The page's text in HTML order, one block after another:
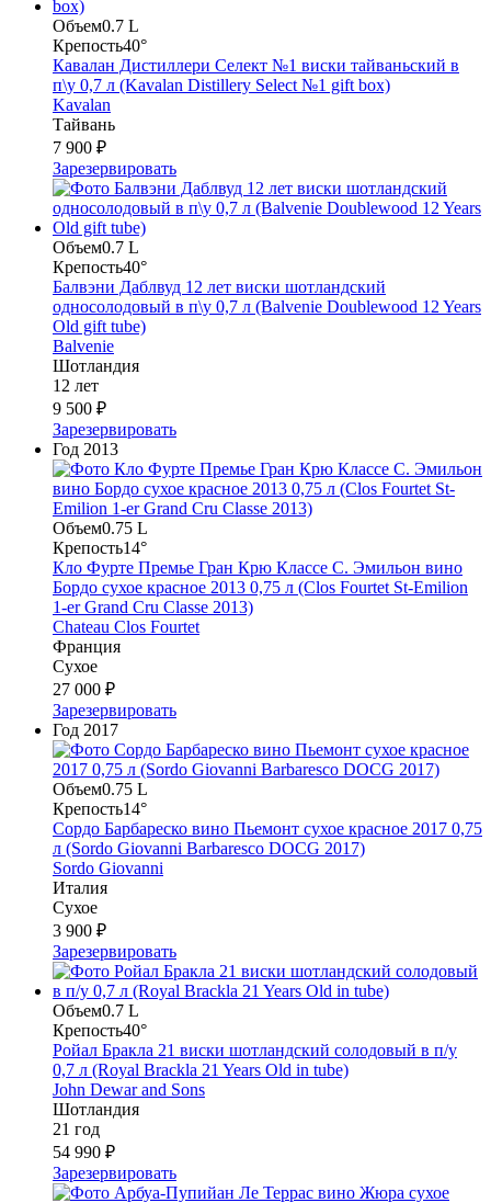
Объем0.7 L
Крепость40°
Кавалан Дистиллери Селект №1 виски тайваньский в
п\у 0,7 л (Kavalan Distillery Select №1 gift box)
Kavalan
Тайвань
7 900 ₽
Зарезервировать
Объем0.7 L
Крепость40°
Балвэни Даблвуд 12 лет виски шотландский
односолодовый в п\у 0,7 л (Balvenie Doublewood 12 Years
Old gift tube)
Balvenie
Шотландия
12 лет
9 500 ₽
Зарезервировать
Год 2013
Объем0.75 L
Крепость14°
Кло Фурте Премье Гран Крю Классе С. Эмильон вино
Бордо сухое красное 2013 0,75 л (Clos Fourtet St-Emilion
1-er Grand Cru Classe 2013)
Chateau Clos Fourtet
Франция
Сухое
27 000 ₽
Зарезервировать
Год 2017
Объем0.75 L
Крепость14°
Сордо Барбареско вино Пьемонт сухое красное 2017 0,75
л (Sordo Giovanni Barbaresco DOCG 2017)
Sordo Giovanni
Италия
Сухое
3 900 ₽
Зарезервировать
Объем0.7 L
Крепость40°
Ройал Бракла 21 виски шотландский солодовый в п/у
0,7 л (Royal Brackla 21 Years Old in tube)
John Dewar and Sons
Шотландия
21 год
54 990 ₽
Зарезервировать